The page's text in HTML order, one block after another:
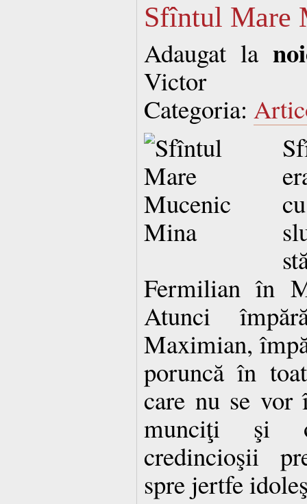
Sfîntul Mare
Adaugat la
Victor
Categoria:
Fermilian în
Atunci
Maximian,
poruncă în
care nu se
munciţi şi
credincioşii
spre jertfe